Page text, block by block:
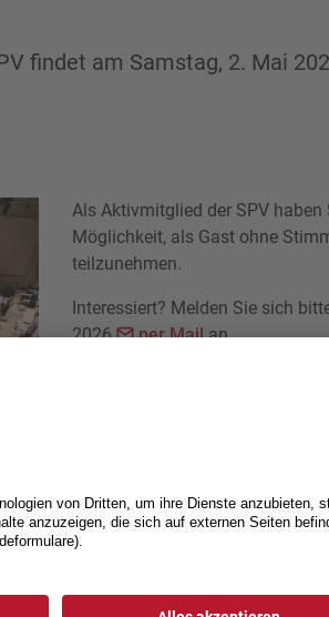
findet am Samstag, 2. Mai
Als Aktivmitglied der SPV haben
Möglichkeit, als Gast ohne
teilzunehmen.
Interessiert? Melden Sie sich
2026
per Mailan.